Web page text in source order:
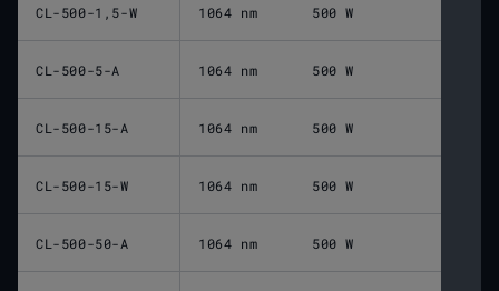
CL-500-1,5-W 1064 nm 500 W
CL-500-5-A 1064 nm 500 W
CL-500-15-A 1064 nm 500 W
CL-500-15-W 1064 nm 500 W
CL-500-50-A 1064 nm 500 W